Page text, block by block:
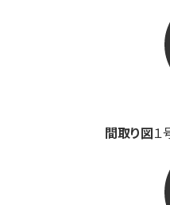
間取り図１